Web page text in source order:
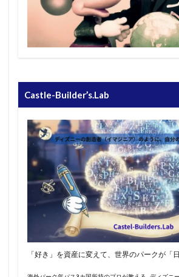
Castle-Builder’s.Lab
「好き」を資産に変えて、世界のパークが「